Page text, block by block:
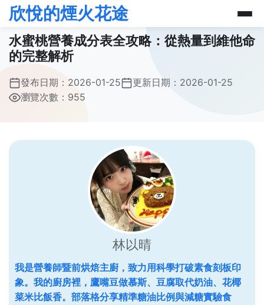
欣悅的煙火花途
水蜜桃營養成分表全攻略：從熱量到維他命
的完整解析
發布日期： 2026-01-25 更新日期： 2026-01-25
瀏覽次數：955
林以晴
我是營養師暨前烘焙主廚，致力用科學打破素食刻板印
象。我的廚房裡，鷹嘴豆做慕斯、豆腐取代奶油、花椰
菜米比飯香。部落格分享精準糖油比例與減糖實驗食